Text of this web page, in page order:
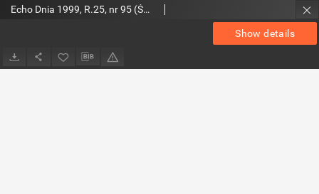
Show details
Echo Dnia 1999, R.25, nr 95 (Świętokrzyskie)